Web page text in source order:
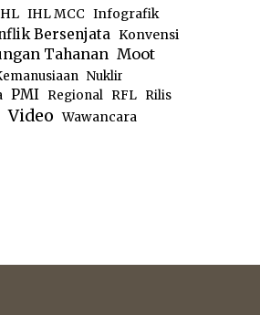
IHL MCC Infografik
Bersenjata Konvensi
Tahanan Moot
Nuklir
PMI Regional RFL
Rilis
Video Wawancara